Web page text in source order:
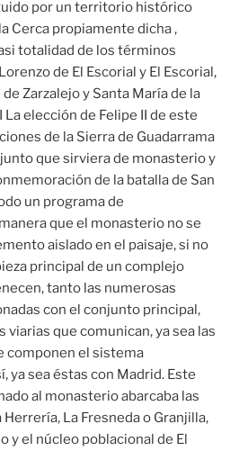
por un territorio histórico
Cerca propiamente dicha ,
totalidad de los términos
de El Escorial y El Escorial,
Zarzalejo y Santa María de la
La elección de Felipe II de este
de la Sierra de Guadarrama
que sirviera de monasterio y
de la batalla de San
un programa de
que el monasterio no se
aislado en el paisaje, si no
principal de un complejo
tanto las numerosas
con el conjunto principal,
que comunican, ya sea las
componen el sistema
ya sea éstas con Madrid. Este
al monasterio abarcaba las
La Fresneda o Granjilla,
y el núcleo poblacional de El